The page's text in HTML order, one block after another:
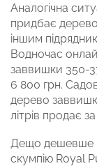
Аналогічна
придбає дерево
іншим
Водночас
заввишки 350-
6 800 грн.
дерево
літрів продає
Дещо дешевше
скумпію Royal